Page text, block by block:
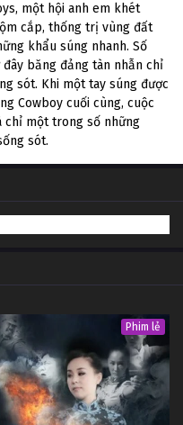
một hội anh em khét
cắp, thống trị vùng đất
khẩu súng nhanh. Số
băng đảng tàn nhẫn chỉ
sót. Khi một tay súng được
Cowboy cuối cùng, cuộc
chỉ một trong số những
sót.
Phim lẻ